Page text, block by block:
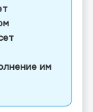
им